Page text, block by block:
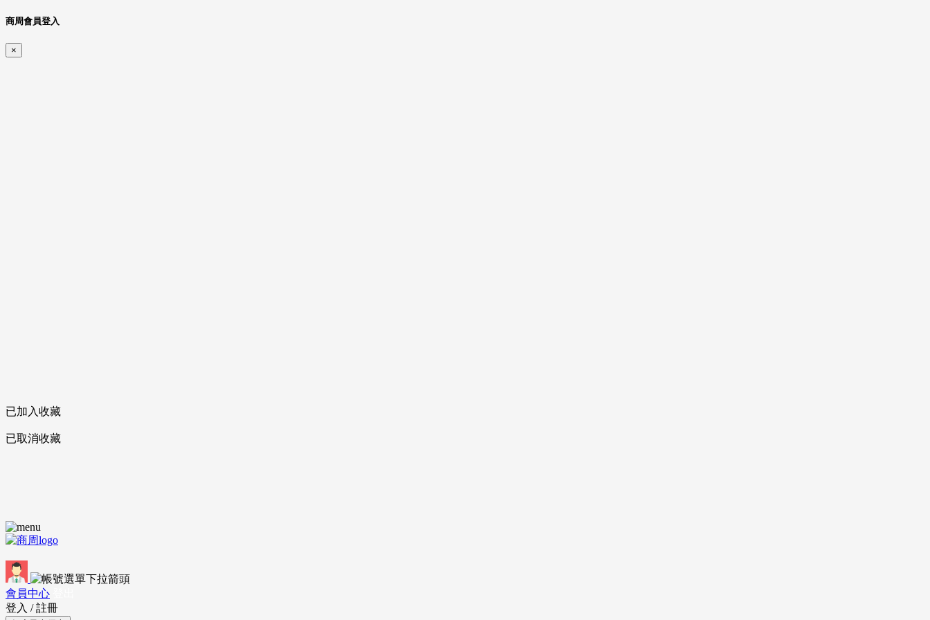
商周會員登入
×
已加入收藏
已取消收藏
會員中心
登入 / 註冊